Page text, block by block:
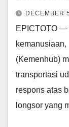
DECEMBER
EPICTOTO —
(Kemenhub)
transportasi
respons atas
longsor yang